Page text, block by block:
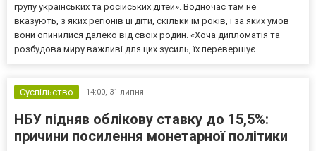
групу українських та російських дітей». Водночас там не
вказують, з яких регіонів ці діти, скільки їм років, і за яких умов
вони опинилися далеко від своїх родин. «Хоча дипломатія та
розбудова миру важливі для цих зусиль, їх перевершує...
Суспільство 14:00, 31 липня
НБУ підняв облікову ставку до 15,5%:
причини посилення монетарної політики